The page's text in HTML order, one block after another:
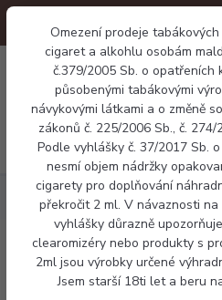
Omezení prodeje
cigaret a alkohlu osobám
č.379/2005 Sb. o opatřeních
působenými tabákovými
návykovými látkami a o změně
zákonů č. 225/2006 Sb., č.
Podle vyhlášky č. 37/2017 Sb.
nesmí objem nádržky
cigarety pro doplňování
překročit 2 ml. V návaznosti
vyhlášky důrazně
clearomizéry nebo produkty s
2ml jsou výrobky určené
Jsem starší 18ti let a beru
Náplně E-liquid Liqua
E-liquid Liqua
10ml